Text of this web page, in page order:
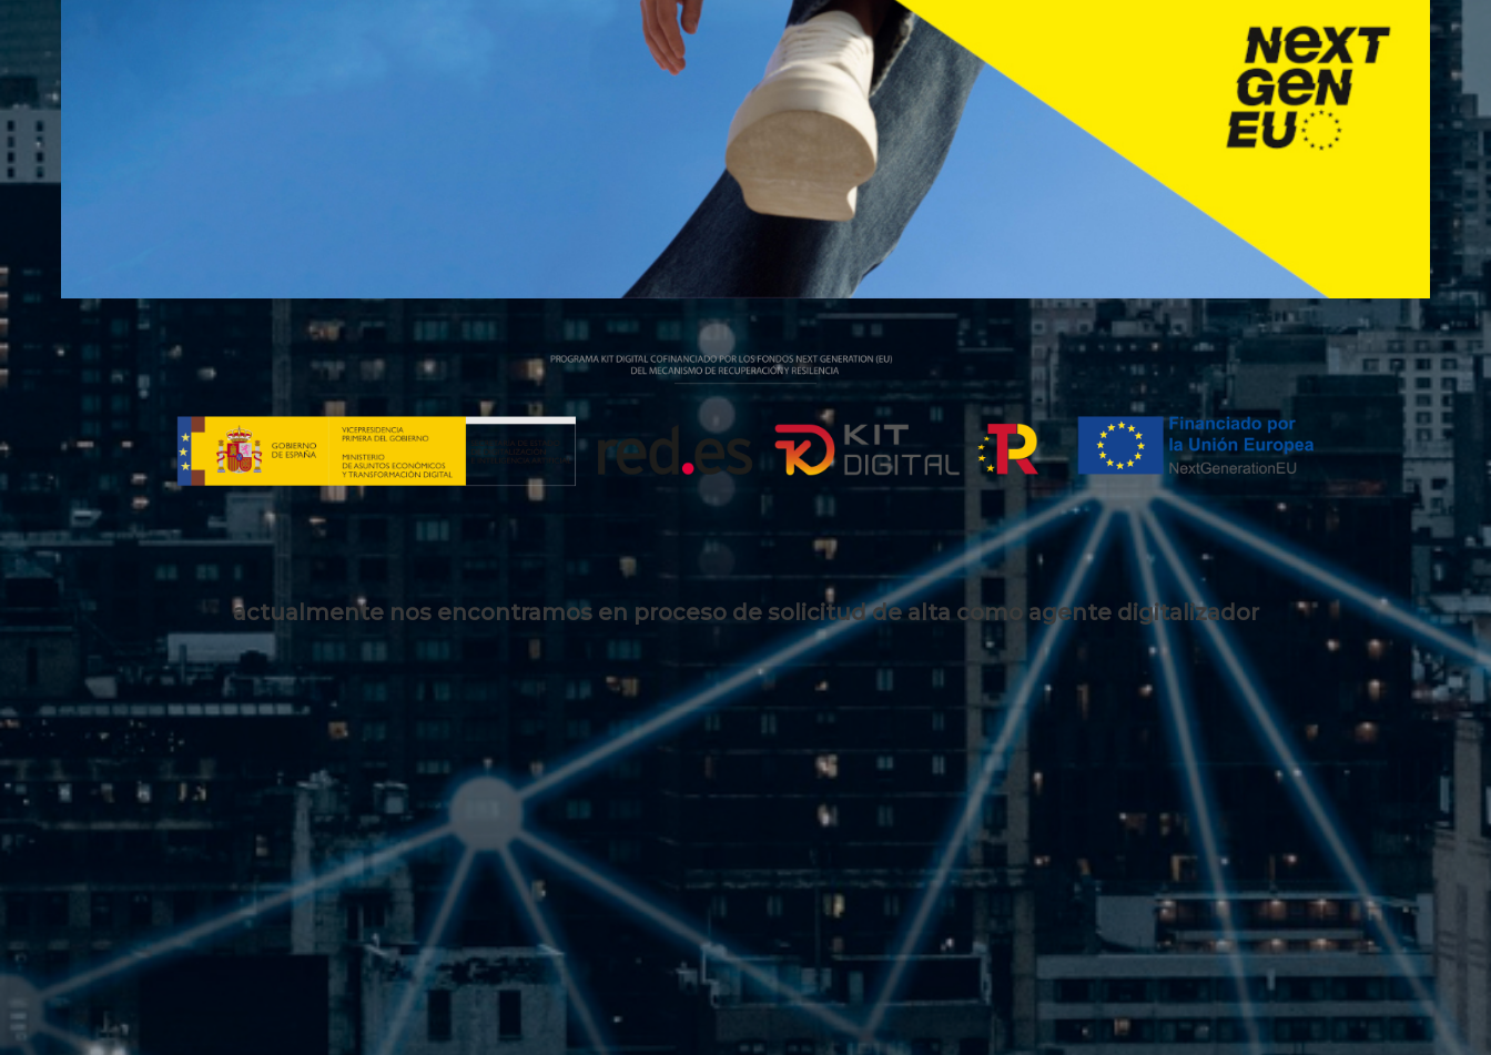
A
Acceder al Kit Digital en acelerapyme.gob.es
actualmente nos encontramos en proceso de solicitud de alta como agente digitalizador